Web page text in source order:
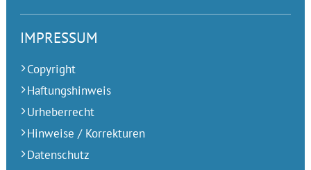
IMPRESSUM
Copyright
Haftungshinweis
Urheberrecht
Hinweise / Korrekturen
Datenschutz